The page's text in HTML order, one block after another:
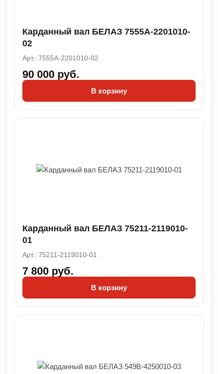
Карданный вал БЕЛАЗ 7555А-2201010-
02
Арт.: 7555А-2201010-02
90 000 руб.
В корзину
Карданный вал БЕЛАЗ 75211-2119010-
01
Арт.: 75211-2119010-01
7 800 руб.
В корзину